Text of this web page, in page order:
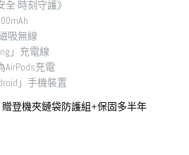
全 時刻守護》
吸無線
」充電線
充電
」手機裝置
贈登機夾鏈袋防護組+保固多半年